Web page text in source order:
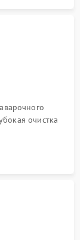
очистка
и накипи.